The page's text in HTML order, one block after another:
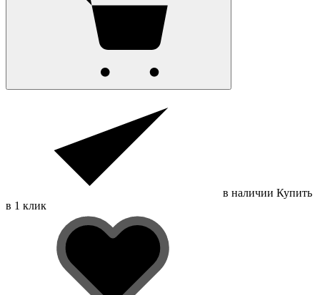
в наличии Купить
в 1 клик